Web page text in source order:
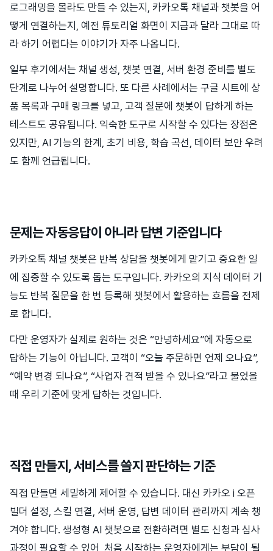
로그래밍을 몰라도 만들 수 있는지, 카카오톡 채널과 챗봇을 어
떻게 연결하는지, 예전 튜토리얼 화면이 지금과 달라 그대로 따
라 하기 어렵다는 이야기가 자주 나옵니다.
일부 후기에서는 채널 생성, 챗봇 연결, 서버 환경 준비를 별도
단계로 나누어 설명합니다. 또 다른 사례에서는 구글 시트에 상
품 목록과 구매 링크를 넣고, 고객 질문에 챗봇이 답하게 하는
테스트도 공유됩니다. 익숙한 도구로 시작할 수 있다는 장점은
있지만, AI 기능의 한계, 초기 비용, 학습 곡선, 데이터 보안 우려
도 함께 언급됩니다.
문제는 자동응답이 아니라 답변 기준입니다
카카오톡 채널 챗봇은 반복 상담을 챗봇에게 맡기고 중요한 일
에 집중할 수 있도록 돕는 도구입니다. 카카오의 지식 데이터 기
능도 반복 질문을 한 번 등록해 챗봇에서 활용하는 흐름을 전제
로 합니다.
다만 운영자가 실제로 원하는 것은 “안녕하세요”에 자동으로
답하는 기능이 아닙니다. 고객이 “오늘 주문하면 언제 오나요”,
“예약 변경 되나요”, “사업자 견적 받을 수 있나요”라고 물었을
때 우리 기준에 맞게 답하는 것입니다.
직접 만들지, 서비스를 쓸지 판단하는 기준
직접 만들면 세밀하게 제어할 수 있습니다. 대신 카카오 i 오픈
빌더 설정, 스킬 연결, 서버 운영, 답변 데이터 관리까지 계속 챙
겨야 합니다. 생성형 AI 챗봇으로 전환하려면 별도 신청과 심사
과정이 필요할 수 있어, 처음 시작하는 운영자에게는 부담이 될